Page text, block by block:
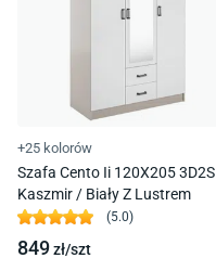
+25 kolorów
Szafa Cento Ii 120X205 3D2S
Kaszmir / Biały Z Lustrem
(5.0)
849zł/szt